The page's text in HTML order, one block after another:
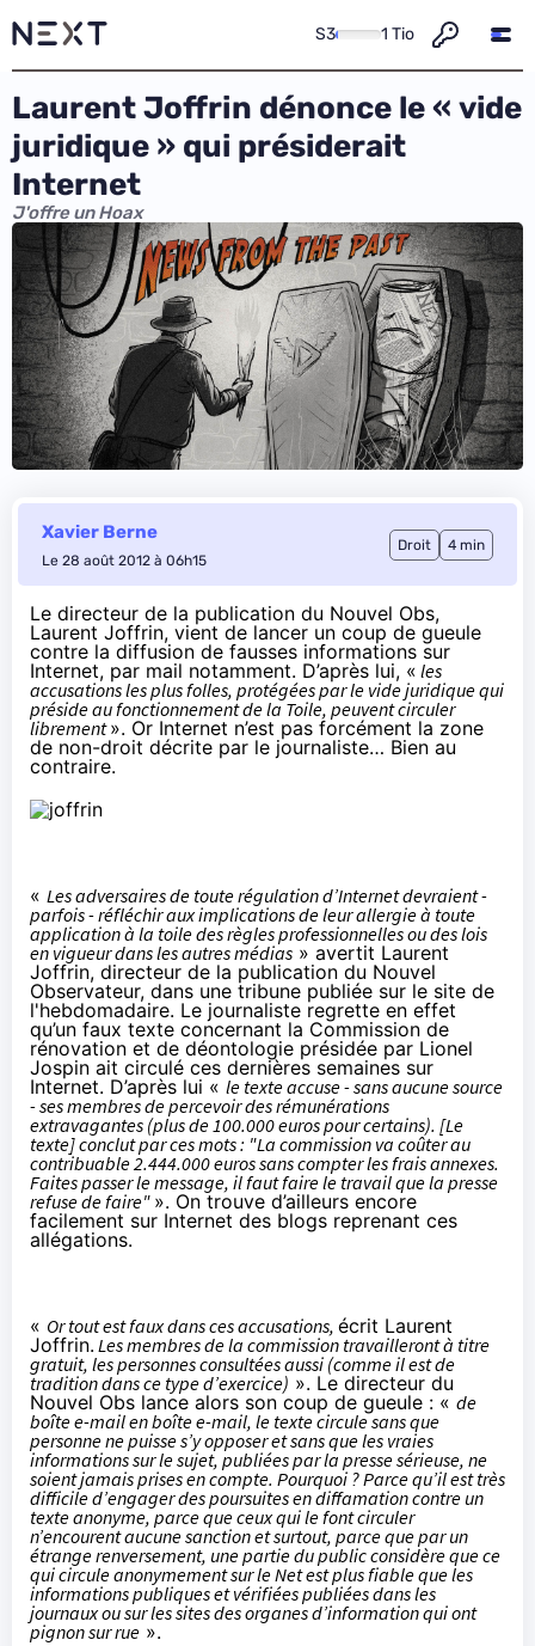
S3 1 Tio
Laurent Joffrin dénonce le « vide
juridique » qui présiderait
Internet
J'offre un Hoax
Xavier Berne
Le 28 août 2012 à 06h15
Droit 4 min
Le directeur de la publication du Nouvel Obs,
Laurent Joffrin, vient de lancer un coup de gueule
contre la diffusion de fausses informations sur
Internet, par mail notamment. D’après lui, « les
accusations les plus folles, protégées par le vide juridique qui
préside au fonctionnement de la Toile, peuvent circuler
librement». Or Internet n’est pas forcément la zone
de non-droit décrite par le journaliste… Bien au
contraire.
« Les adversaires de toute régulation d’Internet devraient -
parfois - réfléchir aux implications de leur allergie à toute
application à la toile des règles professionnelles ou des lois
en vigueur dans les autres médias » avertit Laurent
Joffrin, directeur de la publication du Nouvel
Observateur, dans une tribune publiée sur le site de
l'hebdomadaire. Le journaliste regrette en effet
qu’un faux texte concernant la Commission de
rénovation et de déontologie présidée par Lionel
Jospin ait circulé ces dernières semaines sur
Internet. D’après lui « le texte accuse - sans aucune source
- ses membres de percevoir des rémunérations
extravagantes (plus de 100.000 euros pour certains). [Le
texte] conclut par ces mots : "La commission va coûter au
contribuable 2.444.000 euros sans compter les frais annexes.
Faites passer le message, il faut faire le travail que la presse
refuse de faire" ». On trouve d’ailleurs encore
facilement sur Internet des blogs reprenant ces
allégations.
« Or tout est faux dans ces accusations, écrit Laurent
Joffrin. Les membres de la commission travailleront à titre
gratuit, les personnes consultées aussi (comme il est de
tradition dans ce type d’exercice) ». Le directeur du
Nouvel Obs lance alors son coup de gueule : « de
boîte e-mail en boîte e-mail, le texte circule sans que
personne ne puisse s’y opposer et sans que les vraies
informations sur le sujet, publiées par la presse sérieuse, ne
soient jamais prises en compte. Pourquoi ? Parce qu’il est très
difficile d’engager des poursuites en diffamation contre un
texte anonyme, parce que ceux qui le font circuler
n’encourent aucune sanction et surtout, parce que par un
étrange renversement, une partie du public considère que ce
qui circule anonymement sur le Net est plus fiable que les
informations publiques et vérifiées publiées dans les
journaux ou sur les sites des organes d’information qui ont
pignon sur rue ».